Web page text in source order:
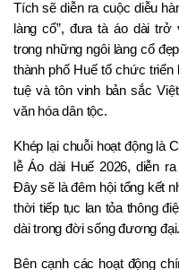
Tích sẽ diễn ra cuộc diễu
làng cổ”, đưa tà áo dài
trong những ngôi làng cổ
thành phố Huế tổ chức
tuệ và tôn vinh bản sắc
văn hóa dân tộc.
Khép lại chuỗi hoạt động là
lễ Áo dài Huế 2026, diễn
Đây sẽ là đêm hội tổng kết
thời tiếp tục lan tỏa thông
dài trong đời sống đương đại.
Bên cạnh các hoạt động